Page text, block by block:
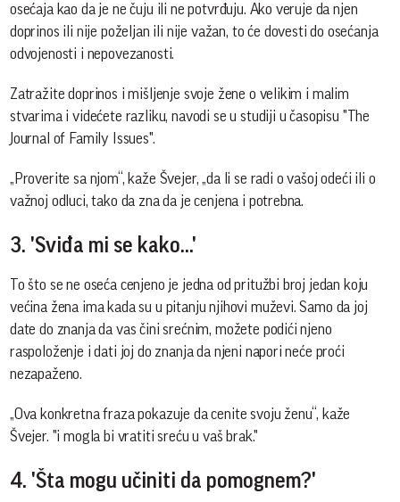
osećaja kao da je ne čuju ili ne potvrđuju. Ako veruje da njen
doprinos ili nije poželjan ili nije važan, to će dovesti do osećanja
odvojenosti i nepovezanosti.
Zatražite doprinos i mišljenje svoje žene o velikim i malim
stvarima i videćete razliku, navodi se u studiji u časopisu "The
Journal of Family Issues".
„Proverite sa njom“, kaže Švejer, „da li se radi o vašoj odeći ili o
važnoj odluci, tako da zna da je cenjena i potrebna.
3. 'Sviđa mi se kako...'
To što se ne oseća cenjeno je jedna od pritužbi broj jedan koju
većina žena ima kada su u pitanju njihovi muževi. Samo da joj
date do znanja da vas čini srećnim, možete podići njeno
raspoloženje i dati joj do znanja da njeni napori neće proći
nezapaženo.
„Ova konkretna fraza pokazuje da cenite svoju ženu“, kaže
Švejer. "i mogla bi vratiti sreću u vaš brak."
4. 'Šta mogu učiniti da pomognem?'